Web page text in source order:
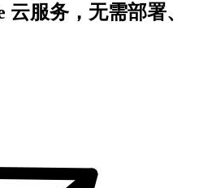
服务，无需部署、